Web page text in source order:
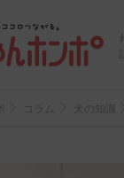
コラム 犬の知識